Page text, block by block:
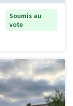
Soumis au
vote